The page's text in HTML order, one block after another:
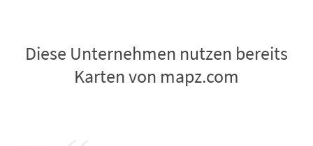
Diese Unternehmen nutzen bereits
Karten von mapz.com